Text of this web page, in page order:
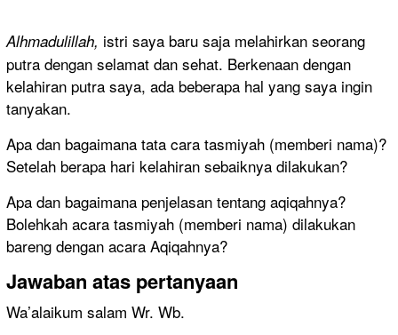
Alhmadulillah, istri saya baru saja melahirkan seorang
putra dengan selamat dan sehat. Berkenaan dengan
kelahiran putra saya, ada beberapa hal yang saya ingin
tanyakan.
Apa dan bagaimana tata cara tasmiyah (memberi nama)?
Setelah berapa hari kelahiran sebaiknya dilakukan?
Apa dan bagaimana penjelasan tentang aqiqahnya?
Bolehkah acara tasmiyah (memberi nama) dilakukan
bareng dengan acara Aqiqahnya?
Jawaban atas pertanyaan
Wa’alaikum salam Wr. Wb.